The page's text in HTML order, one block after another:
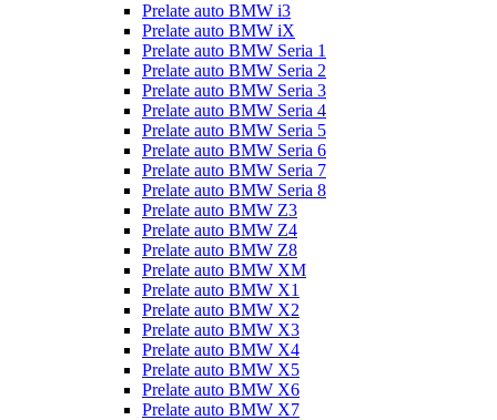
Prelate auto BMW i3
Prelate auto BMW iX
Prelate auto BMW Seria 1
Prelate auto BMW Seria 2
Prelate auto BMW Seria 3
Prelate auto BMW Seria 4
Prelate auto BMW Seria 5
Prelate auto BMW Seria 6
Prelate auto BMW Seria 7
Prelate auto BMW Seria 8
Prelate auto BMW Z3
Prelate auto BMW Z4
Prelate auto BMW Z8
Prelate auto BMW XM
Prelate auto BMW X1
Prelate auto BMW X2
Prelate auto BMW X3
Prelate auto BMW X4
Prelate auto BMW X5
Prelate auto BMW X6
Prelate auto BMW X7